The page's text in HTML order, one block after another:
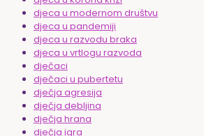
djeca u modernom društvu
djeca u pandemiji
djeca u razvodu braka
djeca u vrtlogu razvoda
dječaci
dječaci u pubertetu
dječja agresija
dječja debljina
dječja hrana
dječja igra